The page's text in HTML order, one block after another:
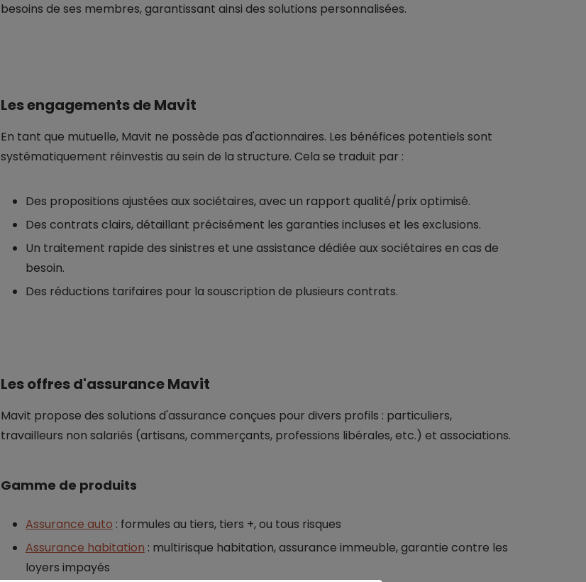
besoins de ses membres, garantissant ainsi des solutions personnalisées.
Les engagements de Mavit
En tant que mutuelle, Mavit ne possède pas d'actionnaires. Les bénéfices potentiels sont
systématiquement réinvestis au sein de la structure. Cela se traduit par :
Des propositions ajustées aux sociétaires, avec un rapport qualité/prix optimisé.
Des contrats clairs, détaillant précisément les garanties incluses et les exclusions.
Un traitement rapide des sinistres et une assistance dédiée aux sociétaires en cas de
besoin.
Des réductions tarifaires pour la souscription de plusieurs contrats.
Les offres d'assurance Mavit
Mavit propose des solutions d'assurance conçues pour divers profils : particuliers,
travailleurs non salariés (artisans, commerçants, professions libérales, etc.) et associations.
Gamme de produits
Assurance auto : formules au tiers, tiers +, ou tous risques
Assurance habitation : multirisque habitation, assurance immeuble, garantie contre les
loyers impayés